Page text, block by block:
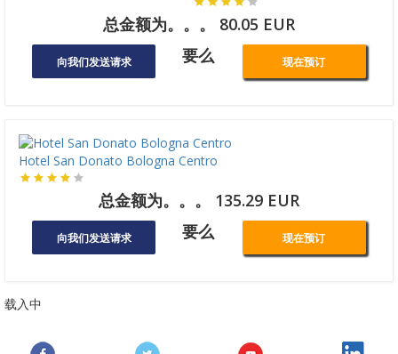
总金额为。。。 80.05 EUR
向我们发送请求 要么 现在预订
Hotel San Donato Bologna Centro
总金额为。。。 135.29 EUR
向我们发送请求 要么 现在预订
载入中